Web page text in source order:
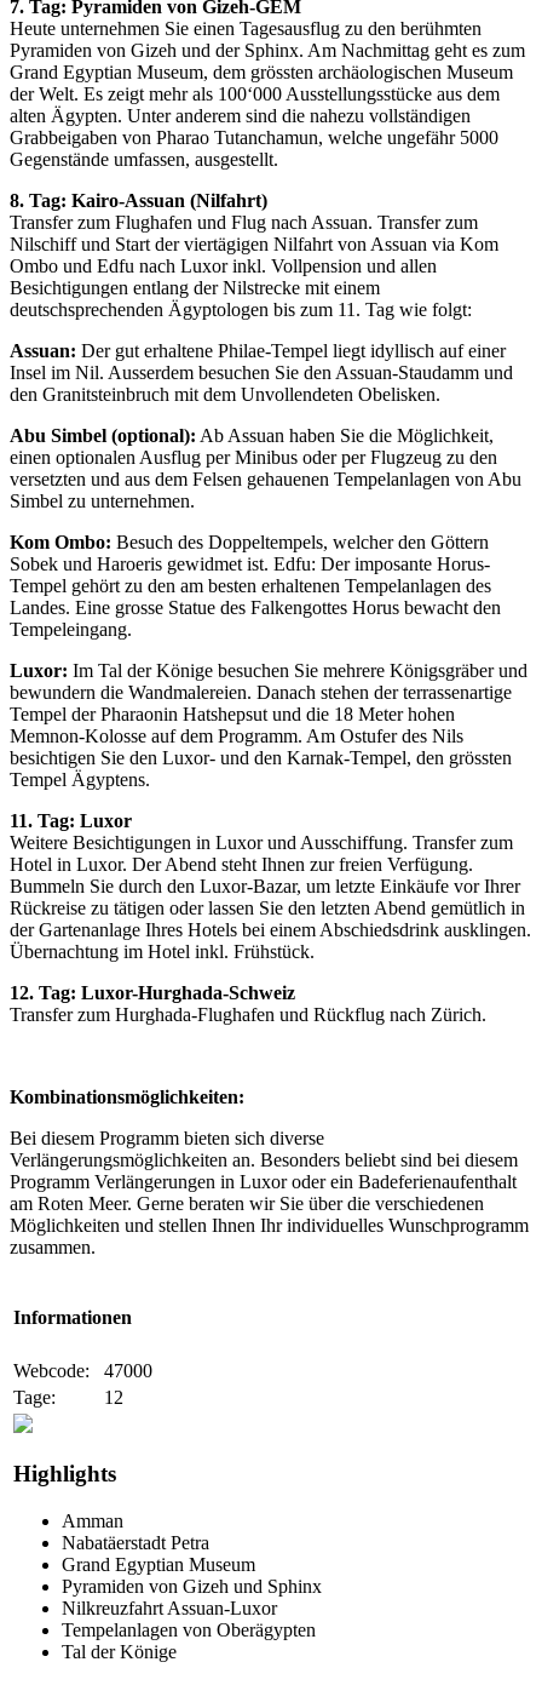
7. Tag: Pyramiden von Gizeh-GEM
Heute unternehmen Sie einen Tagesausflug zu den berühmten
Pyramiden von Gizeh und der Sphinx. Am Nachmittag geht es zum
Grand Egyptian Museum, dem grössten archäologischen Museum
der Welt. Es zeigt mehr als 100‘000 Ausstellungsstücke aus dem
alten Ägypten. Unter anderem sind die nahezu vollständigen
Grabbeigaben von Pharao Tutanchamun, welche ungefähr 5000
Gegenstände umfassen, ausgestellt.
8. Tag: Kairo-Assuan (Nilfahrt)
Transfer zum Flughafen und Flug nach Assuan. Transfer zum
Nilschiff und Start der viertägigen Nilfahrt von Assuan via Kom
Ombo und Edfu nach Luxor inkl. Vollpension und allen
Besichtigungen entlang der Nilstrecke mit einem
deutschsprechenden Ägyptologen bis zum 11. Tag wie folgt:
Assuan: Der gut erhaltene Philae-Tempel liegt idyllisch auf einer
Insel im Nil. Ausserdem besuchen Sie den Assuan-Staudamm und
den Granitsteinbruch mit dem Unvollendeten Obelisken.
Abu Simbel (optional): Ab Assuan haben Sie die Möglichkeit,
einen optionalen Ausflug per Minibus oder per Flugzeug zu den
versetzten und aus dem Felsen gehauenen Tempelanlagen von Abu
Simbel zu unternehmen.
Kom Ombo: Besuch des Doppeltempels, welcher den Göttern
Sobek und Haroeris gewidmet ist. Edfu: Der imposante Horus-
Tempel gehört zu den am besten erhaltenen Tempelanlagen des
Landes. Eine grosse Statue des Falkengottes Horus bewacht den
Tempeleingang.
Luxor: Im Tal der Könige besuchen Sie mehrere Königsgräber und
bewundern die Wandmalereien. Danach stehen der terrassenartige
Tempel der Pharaonin Hatshepsut und die 18 Meter hohen
Memnon-Kolosse auf dem Programm. Am Ostufer des Nils
besichtigen Sie den Luxor- und den Karnak-Tempel, den grössten
Tempel Ägyptens.
11. Tag: Luxor
Weitere Besichtigungen in Luxor und Ausschiffung. Transfer zum
Hotel in Luxor. Der Abend steht Ihnen zur freien Verfügung.
Bummeln Sie durch den Luxor-Bazar, um letzte Einkäufe vor Ihrer
Rückreise zu tätigen oder lassen Sie den letzten Abend gemütlich in
der Gartenanlage Ihres Hotels bei einem Abschiedsdrink ausklingen.
Übernachtung im Hotel inkl. Frühstück.
12. Tag: Luxor-Hurghada-Schweiz
Transfer zum Hurghada-Flughafen und Rückflug nach Zürich.
Kombinationsmöglichkeiten:
Bei diesem Programm bieten sich diverse
Verlängerungsmöglichkeiten an. Besonders beliebt sind bei diesem
Programm Verlängerungen in Luxor oder ein Badeferienaufenthalt
am Roten Meer. Gerne beraten wir Sie über die verschiedenen
Möglichkeiten und stellen Ihnen Ihr individuelles Wunschprogramm
zusammen.
Informationen
Webcode:
47000
Tage:
12
Highlights
Amman
Nabatäerstadt Petra
Grand Egyptian Museum
Pyramiden von Gizeh und Sphinx
Nilkreuzfahrt Assuan-Luxor
Tempelanlagen von Oberägypten
Tal der Könige